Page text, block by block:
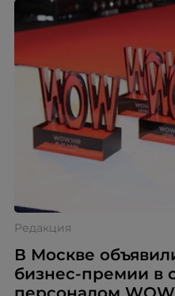
Редакция
В Москве
бизнес-премии в